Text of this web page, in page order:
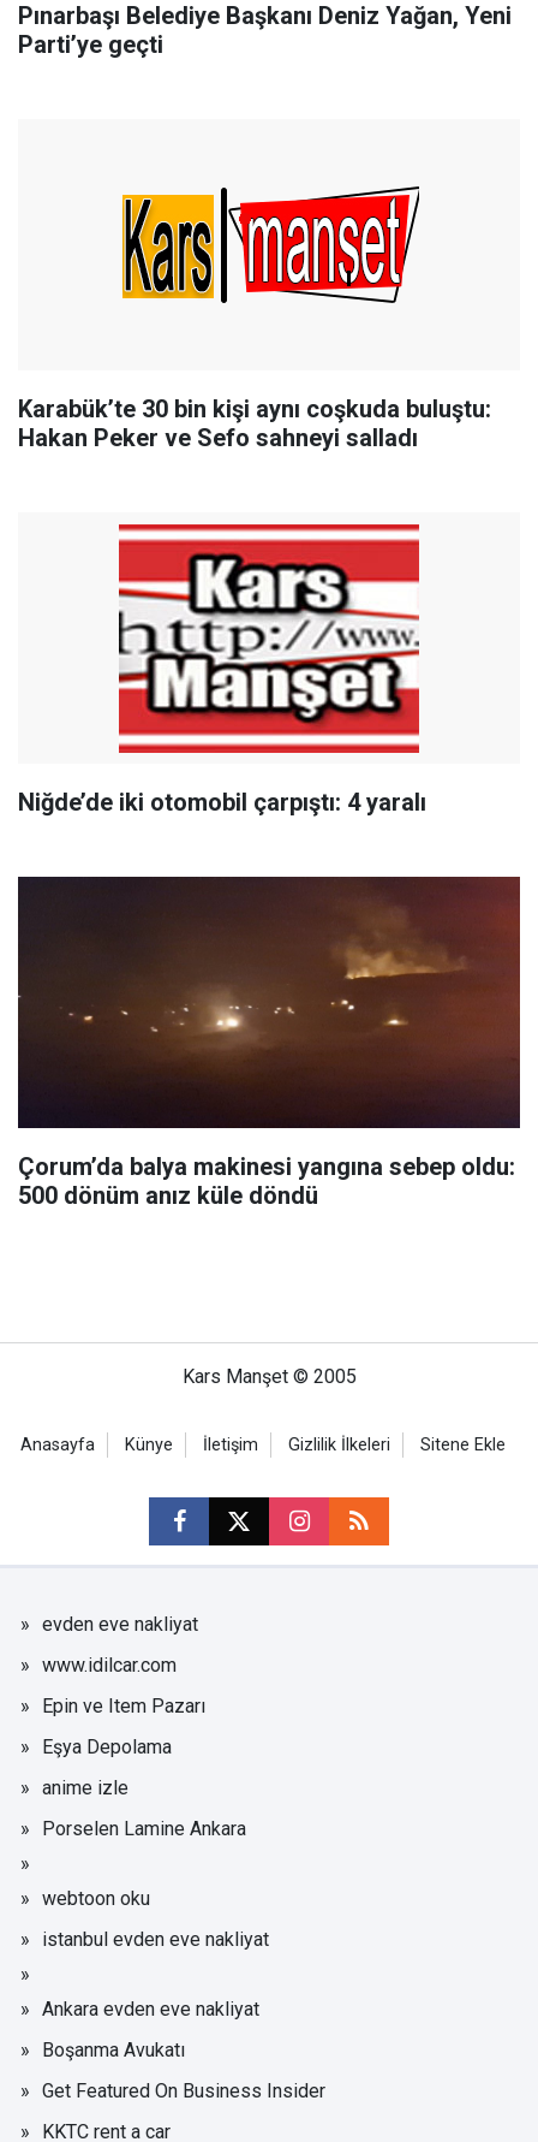
Pınarbaşı Belediye Başkanı Deniz Yağan, Yeni
Parti’ye geçti
Karabük’te 30 bin kişi aynı coşkuda buluştu:
Hakan Peker ve Sefo sahneyi salladı
Niğde’de iki otomobil çarpıştı: 4 yaralı
Çorum’da balya makinesi yangına sebep oldu:
500 dönüm anız küle döndü
Kars Manşet © 2005
Anasayfa Künye İletişim Gizlilik İlkeleri Sitene Ekle
evden eve nakliyat
www.idilcar.com
Epin ve Item Pazarı
Eşya Depolama
anime izle
Porselen Lamine Ankara
webtoon oku
istanbul evden eve nakliyat
Ankara evden eve nakliyat
Boşanma Avukatı
Get Featured On Business Insider
KKTC rent a car